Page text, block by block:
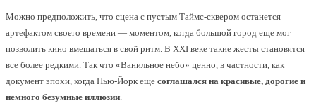
Можно предположить, что сцена с пустым Таймс-сквером останется
артефактом своего времени — моментом, когда большой город еще мог
позволить кино вмешаться в свой ритм. В XXI веке такие жесты становятся
все более редкими. Так что «Ванильное небо» ценно, в частности, как
документ эпохи, когда Нью-Йорк еще соглашался на красивые, дорогие и
немного безумные иллюзии